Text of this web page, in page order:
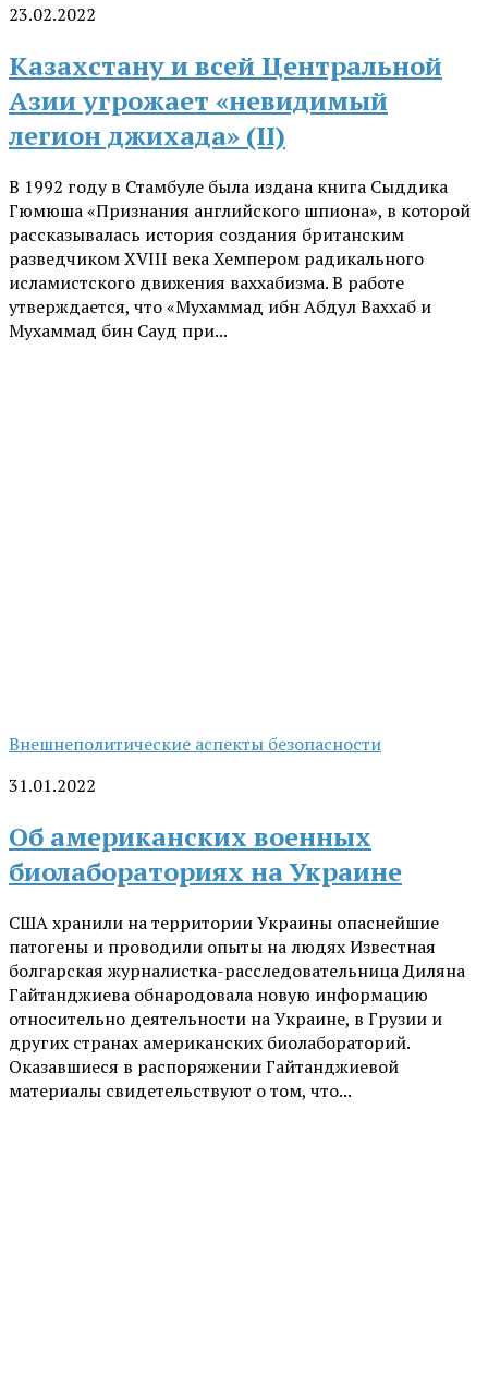
23.02.2022
Казахстану и всей Центральной
Азии угрожает «невидимый
легион джихада» (II)
В 1992 году в Стамбуле была издана книга Сыддика
Гюмюша «Признания английского шпиона», в которой
рассказывалась история создания британским
разведчиком XVIII века Хемпером радикального
исламистского движения ваххабизма. В работе
утверждается, что «Мухаммад ибн Абдул Ваххаб и
Мухаммад бин Сауд при...
Внешнеполитические аспекты безопасности
31.01.2022
Об американских военных
биолабораториях на Украине
США хранили на территории Украины опаснейшие
патогены и проводили опыты на людях Известная
болгарская журналистка-расследовательница Диляна
Гайтанджиева обнародовала новую информацию
относительно деятельности на Украине, в Грузии и
других странах американских биолабораторий.
Оказавшиеся в распоряжении Гайтанджиевой
материалы свидетельствуют о том, что...